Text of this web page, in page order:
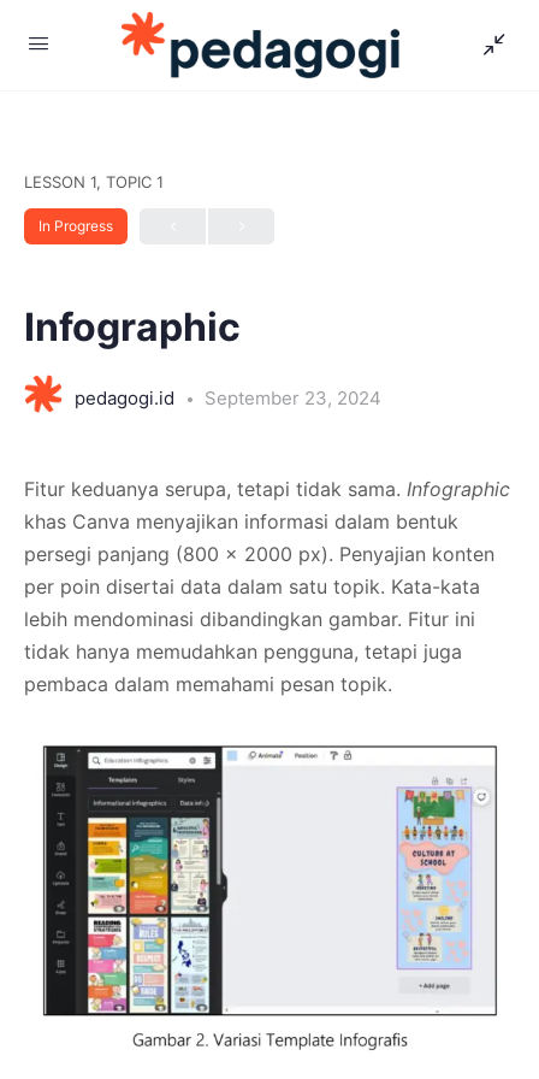
LESSON 1, TOPIC 1
In Progress
Infographic
pedagogi.id September 23, 2024
Fitur keduanya serupa, tetapi tidak sama. Infographic
khas Canva menyajikan informasi dalam bentuk
persegi panjang (800 x 2000 px). Penyajian konten
per poin disertai data dalam satu topik. Kata-kata
lebih mendominasi dibandingkan gambar. Fitur ini
tidak hanya memudahkan pengguna, tetapi juga
pembaca dalam memahami pesan topik.